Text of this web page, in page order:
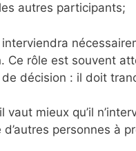
autres participants;
rôle est souvent
décision : il doit
vaut mieux qu’il
personnes à